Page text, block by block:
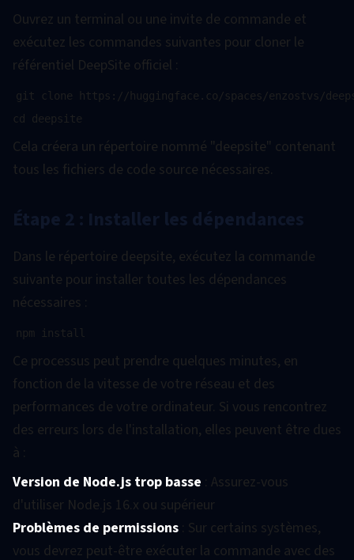
Ouvrez un terminal ou une invite de commande et
exécutez les commandes suivantes pour cloner le
référentiel DeepSite officiel :
git clone https://huggingface.co/spaces/enzostvs/
Cela créera un répertoire nommé "deepsite" contenant
tous les fichiers de code source nécessaires.
Étape 2 : Installer les dépendances
Dans le répertoire deepsite, exécutez la commande
suivante pour installer toutes les dépendances
nécessaires :
Ce processus peut prendre quelques minutes, en
fonction de la vitesse de votre réseau et des
performances de votre ordinateur. Si vous rencontrez
des erreurs lors de l'installation, elles peuvent être dues
à :
Version de Node.js trop basse : Assurez-vous
d'utiliser Node.js 16.x ou supérieur
Problèmes de permissions : Sur certains systèmes,
vous devrez peut-être exécuter la commande avec des